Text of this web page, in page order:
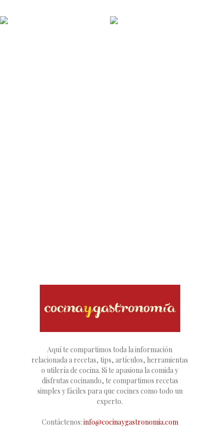
Aquí te compartimos toda la información
relacionada a recetas, tips, artículos, herramientas
o utilería de cocina. Si te apasiona la comida y
disfrutas cocinando, te compartimos recetas
simples y fáciles para que cocines como todo un
experto.
Contáctenos: info@cocinaygastronomia.com